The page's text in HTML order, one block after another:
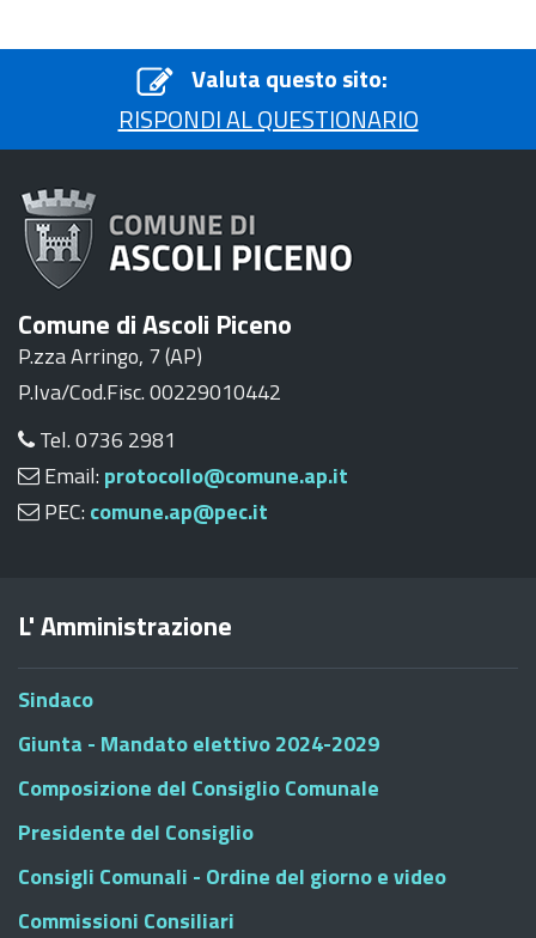
Valuta questo sito:
RISPONDI AL QUESTIONARIO
Comune di Ascoli Piceno
P.zza Arringo, 7 (AP)
P.Iva/Cod.Fisc. 00229010442
Tel. 0736 2981
Email: protocollo@comune.ap.it
PEC: comune.ap@pec.it
L' Amministrazione
Sindaco
Giunta - Mandato elettivo 2024-2029
Composizione del Consiglio Comunale
Presidente del Consiglio
Consigli Comunali - Ordine del giorno e video
Commissioni Consiliari